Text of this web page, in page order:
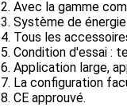
2. Avec la gamme
3. Système de
4. Tous les
5. Condition d'essai :
6. Application large,
7. La configuration
8. CE approuvé.